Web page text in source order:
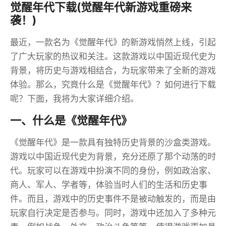
觉醒年代下载(觉醒年代新游戏重磅来
袭！)
最近，一款名为《觉醒年代》的新游戏悄然上线，引起
了广大玩家的热议和关注。这款游戏以中国近现代史为
背景，将历史与游戏相结合，为玩家带来了全新的游戏
体验。那么，究竟什么是《觉醒年代》？如何进行下载
呢？下面，我将为大家详细介绍。
一、什么是《觉醒年代》
《觉醒年代》是一款具有独特历史背景的沙盒类游戏。
游戏以中国近现代史为背景，充分还原了那个动荡的时
代。玩家可以在游戏中扮演不同的身份，例如政治家、
商人、军人、学者等，体验当时人们的生活和历史事
件。而且，游戏中的历史事件不是被动触发的，而是由
玩家自行决定是否参与。同时，游戏中还加入了多种元